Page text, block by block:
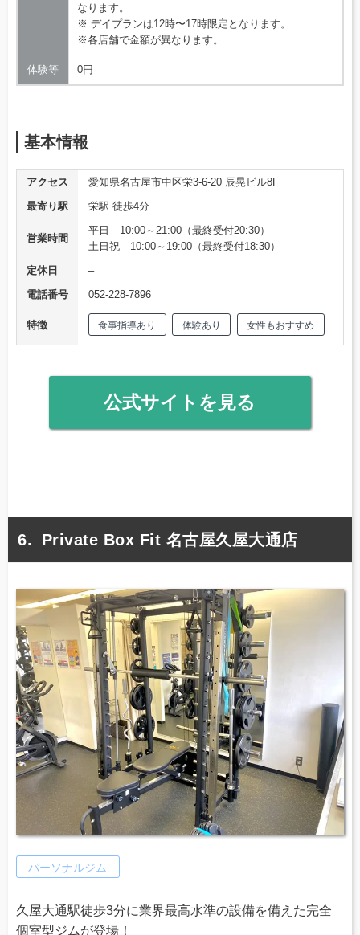
なります。
※ デイプランは12時〜17時限定となります。
※各店舗で金額が異なります。
体験等 0円
基本情報
アクセス
愛知県名古屋市中区栄3-6-20 辰晃ビル8F
最寄り駅
栄駅 徒歩4分
営業時間
平日 10:00～21:00（最終受付20:30）
土日祝 10:00～19:00（最終受付18:30）
定休日
–
電話番号
052-228-7896
特徴 食事指導あり 体験あり 女性もおすすめ
公式サイトを見る
Private Box Fit 名古屋久屋大通店
パーソナルジム
久屋大通駅徒歩3分に業界最高水準の設備を備えた完全
個室型ジムが登場！